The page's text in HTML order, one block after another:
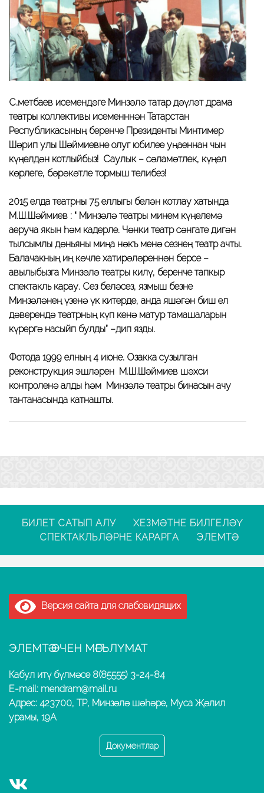
С.Өметбаев исемендәге Минзәлә татар дәүләт драма
театры коллективы исеменннән Татарстан
Республикасының беренче Президенты Минтимер
Шәрип улы Шәймиевне олуг юбилее уңаеннан чын
күңелдән котлыйбыз! Саулык – сәламәтлек, күңел
көрлеге, бәрәкәтле тормыш телибез!
2015 елда театрны 75 еллыгы белән котлау хатында
М.Ш.Шәймиев : “ Минзәлә театры минем күңелемә
аеруча якын һәм кадерле. Чөнки театр сәнгате дигән
тылсымлы дөньяны миңа нәкъ менә сезнең театр ачты.
Балачакның иң көчле хатирәләреннән берсе –
авылыбызга Минзәлә театры килү, беренче тапкыр
спектакль карау. Сез беләсез, язмыш безне
Минзәләнең үзенә үк китерде, анда яшәгән биш ел
дәверендә театрның күп кенә матур тамашаларын
күрергә насыйп булды” –дип язды.
Фотода 1999 елның 4 июне. Озакка сузылган
реконструкция эшләрен М.Ш.Шәймиев шәхси
контроленә алды һәм Минзәлә театры бинасын ачу
тантанасында катнашты.
БИЛЕТ САТЫП АЛУ
ХЕЗМӘТНЕ БИЛГЕЛӘҮ
СПЕКТАКЛЬЛӘРНЕ КАРАРГА
ЭЛЕМТӘ
Версия сайта для слабовидящих
ЭЛЕМТӘ ӨЧЕН МӘГЪЛҮМАТ
Кабул итү бүлмәсе 8(85555) 3-24-84
E-mail: mendram@mail.ru
Адрес: 423700, ТР, Минзәлә шәһәре, Муса Җәлил
урамы, 19А
Документлар